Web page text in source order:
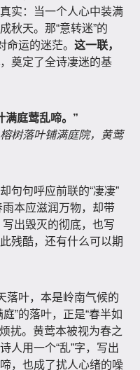
实：当一个人心中装满
秋天。那“意转迷”的
命运的迷茫。 这一联，
，奠定了全诗凄迷的基
满庭莺乱啼。”
树落叶铺满庭院，黄莺
句句呼应前联的“凄凄”
本应滋润万物，却带
写出毁灭的彻底，也写
残酷，还有什么可以期
落叶，本是岭南气候的
”的落叶，正是“春半如
扰。黄莺本被视为春之
人用一个“乱”字，写出
，也成了扰人心绪的噪